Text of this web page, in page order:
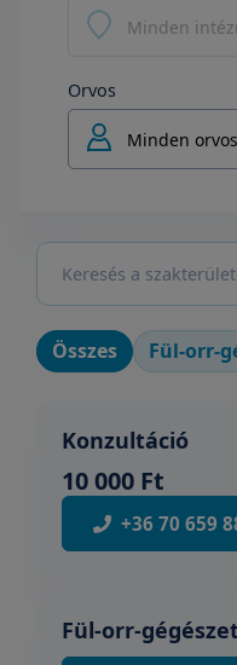
Minden
Orvos
Minden orvos
Összes Fül-orr-
Konzultáció
10 000 Ft
+36 70 659
Fül-orr-